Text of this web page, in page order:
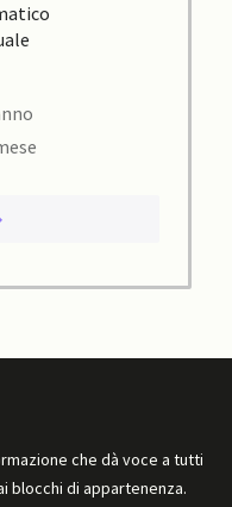
che dà voce a tutti
blocchi di appartenenza.